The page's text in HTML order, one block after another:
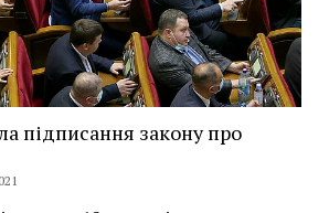
підписання закону про